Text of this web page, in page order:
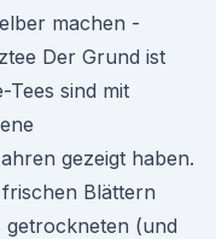
machen -
Der Grund ist
Tees sind mit
gezeigt haben.
Blättern
getrockneten (und